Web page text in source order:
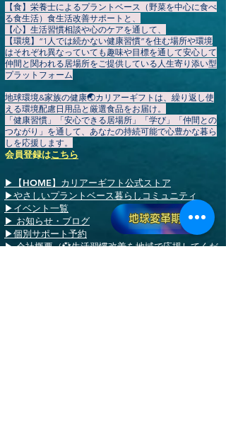
【食】栄養士によるプラントベース（野菜を中心に食べ
る食生活）食生活改善サポートと、
【心】生活習慣相談や心のケアを通して、
【環境】“1人では続かない健康習慣”を住む場所や環境
はそれぞれ異なっていても趣味や目標を通して安心して
仲間と関われる居場所をご提供している人生寄り添い型
プラットフォーム
地球環境&家族の健康🌏️カリアーギフトは、繰り返し使
える環境配慮日用品と厳選食品をお届け。
「健康習慣」「安心できる居場所」「学び」「仲間との
つながり」を通して、あなたの持続可能で心豊かな暮ら
しを応援します。
会員登録はこちら
▶ 【HOME】 カリアーギフト公式ストア
▶やさしいプラントベース暮らしコミュニティ
▶イベント一覧
​▶ お知らせ・ブログ
▶個別サポート予約
▶ 会社概要（💞生活習慣改善を地域で応援してくだ
地球変革期